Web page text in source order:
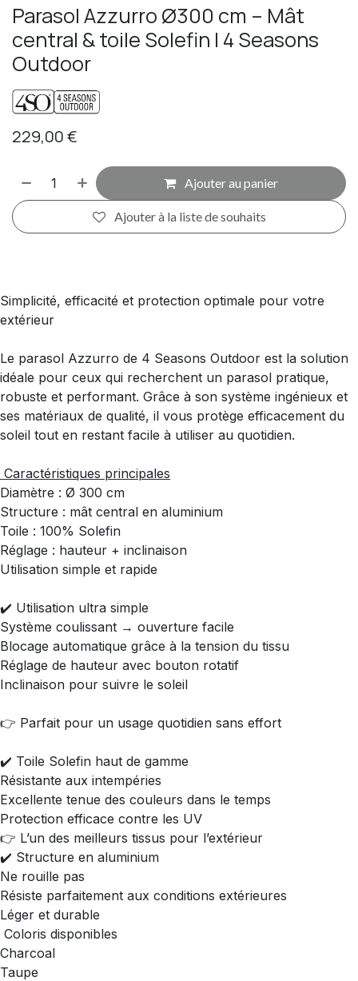
Parasol Azzurro Ø300 cm – Mât
central & toile Solefin | 4 Seasons
Outdoor
229,00€
Ajouter au panier
Ajouter à la liste de souhaits
Simplicité, efficacité et protection optimale pour votre
extérieur
Le parasol Azzurro de 4 Seasons Outdoor est la solution
idéale pour ceux qui recherchent un parasol pratique,
robuste et performant. Grâce à son système ingénieux et
ses matériaux de qualité, il vous protège efficacement du
soleil tout en restant facile à utiliser au quotidien.
Caractéristiques principales
Diamètre : Ø 300 cm
Structure : mât central en aluminium
Toile : 100% Solefin
Réglage : hauteur + inclinaison
Utilisation simple et rapide
✔️ Utilisation ultra simple
Système coulissant → ouverture facile
Blocage automatique grâce à la tension du tissu
Réglage de hauteur avec bouton rotatif
Inclinaison pour suivre le soleil
👉 Parfait pour un usage quotidien sans effort
✔️ Toile Solefin haut de gamme
Résistante aux intempéries
Excellente tenue des couleurs dans le temps
Protection efficace contre les UV
👉 L’un des meilleurs tissus pour l’extérieur
✔️ Structure en aluminium
Ne rouille pas
Résiste parfaitement aux conditions extérieures
Léger et durable
Coloris disponibles
Charcoal
Taupe